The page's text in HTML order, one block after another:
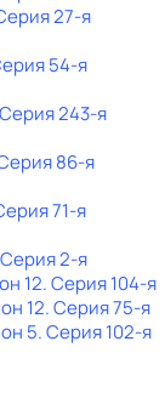
27-я
54-я
243-я
86-я
71-я
2-я
12. Серия 104-я
12. Серия 75-я
5. Серия 102-я